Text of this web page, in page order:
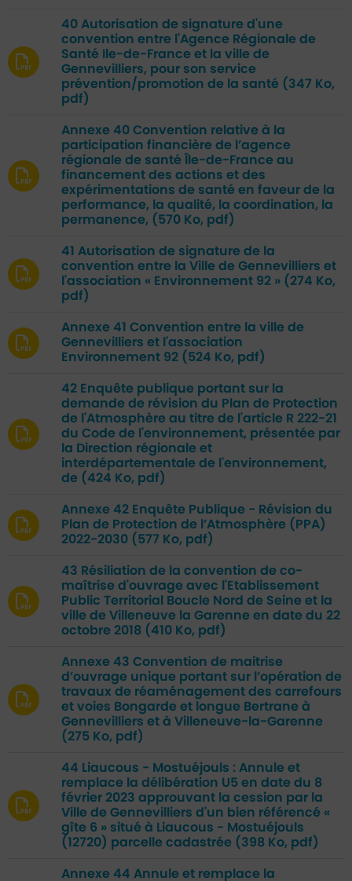
40 Autorisation de signature d'une
convention entre l'Agence Régionale de
Santé Ile-de-France et la ville de
Gennevilliers, pour son service
prévention/promotion de la santé (347 Ko,
pdf)
Annexe 40 Convention relative à la
participation financière de l’agence
régionale de santé Île-de-France au
financement des actions et des
expérimentations de santé en faveur de la
performance, la qualité, la coordination, la
permanence, (570 Ko, pdf)
41 Autorisation de signature de la
convention entre la Ville de Gennevilliers et
l'association « Environnement 92 » (274 Ko,
pdf)
Annexe 41 Convention entre la ville de
Gennevilliers et l'association
Environnement 92 (524 Ko, pdf)
42 Enquête publique portant sur la
demande de révision du Plan de Protection
de l'Atmosphère au titre de l'article R 222-21
du Code de l'environnement, présentée par
la Direction régionale et
interdépartementale de l'environnement,
de (424 Ko, pdf)
Annexe 42 Enquête Publique - Révision du
Plan de Protection de l’Atmosphère (PPA)
2022-2030 (577 Ko, pdf)
43 Résiliation de la convention de co-
maîtrise d'ouvrage avec l'Etablissement
Public Territorial Boucle Nord de Seine et la
ville de Villeneuve la Garenne en date du 22
octobre 2018 (410 Ko, pdf)
Annexe 43 Convention de maitrise
d’ouvrage unique portant sur l’opération de
travaux de réaménagement des carrefours
et voies Bongarde et longue Bertrane à
Gennevilliers et à Villeneuve-la-Garenne
(275 Ko, pdf)
44 Liaucous - Mostuéjouls : Annule et
remplace la délibération U5 en date du 8
février 2023 approuvant la cession par la
Ville de Gennevilliers d'un bien référencé «
gîte 6 » situé à Liaucous - Mostuéjouls
(12720) parcelle cadastrée (398 Ko, pdf)
Annexe 44 Annule et remplace la